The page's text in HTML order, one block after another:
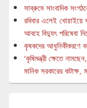
সাব্রুমে সাংবাদিক
রবিবার এলেই খোয়াইয়ে
আবহে বিদ্যুৎ পরিষেবা
কৃষকদের আধুনিকীকরণে
‘কৃষিমন্ত্রী ক্ষেতে
মানিক সরকারের